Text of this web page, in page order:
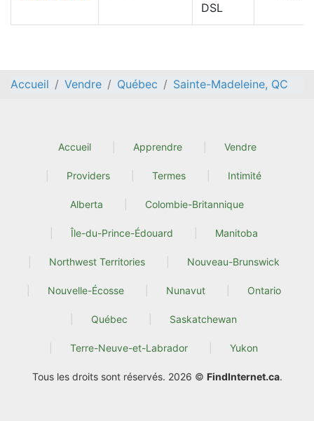
DSL
Accueil Vendre Québec Sainte-Madeleine, QC
Accueil Apprendre Vendre
Providers Termes Intimité
Alberta Colombie-Britannique
Île-du-Prince-Édouard Manitoba
Northwest Territories Nouveau-Brunswick
Nouvelle-Écosse Nunavut Ontario
Québec Saskatchewan
Terre-Neuve-et-Labrador Yukon
Tous les droits sont réservés. 2026 © FindInternet.ca.